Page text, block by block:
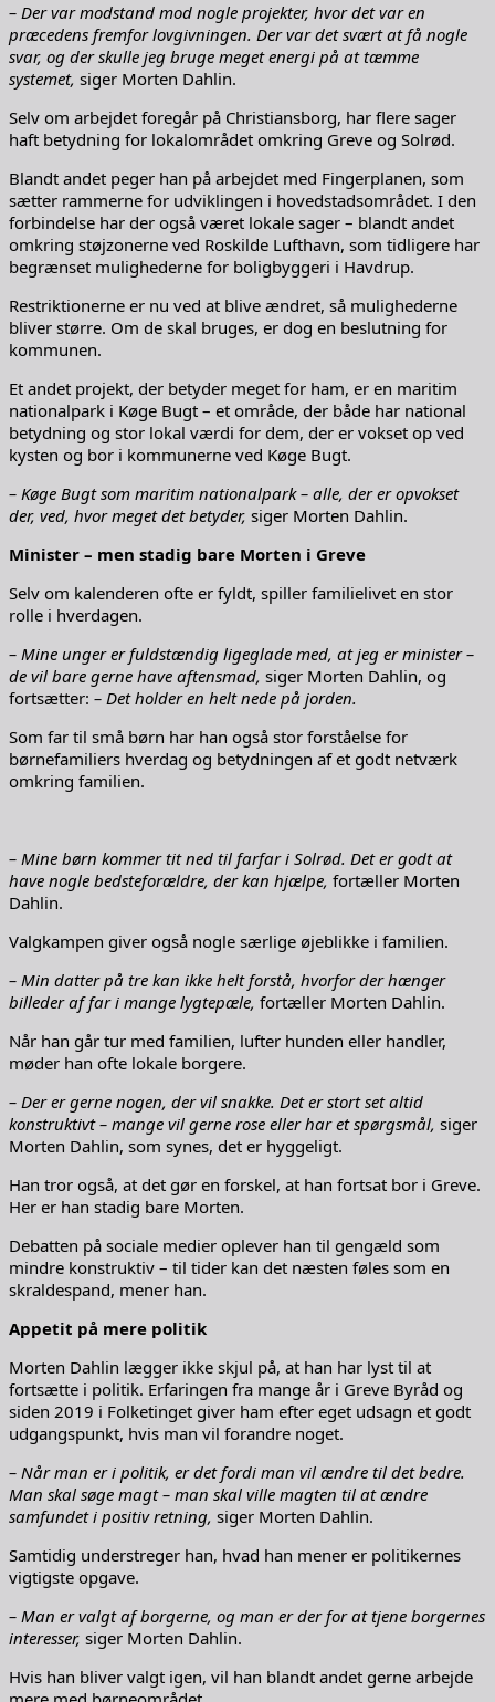
– Der var modstand mod nogle projekter, hvor det var en
præcedens fremfor lovgivningen. Der var det svært at få nogle
svar, og der skulle jeg bruge meget energi på at tæmme
systemet, siger Morten Dahlin.
Selv om arbejdet foregår på Christiansborg, har flere sager
haft betydning for lokalområdet omkring Greve og Solrød.
Blandt andet peger han på arbejdet med Fingerplanen, som
sætter rammerne for udviklingen i hovedstadsområdet. I den
forbindelse har der også været lokale sager – blandt andet
omkring støjzonerne ved Roskilde Lufthavn, som tidligere har
begrænset mulighederne for boligbyggeri i Havdrup.
Restriktionerne er nu ved at blive ændret, så mulighederne
bliver større. Om de skal bruges, er dog en beslutning for
kommunen.
Et andet projekt, der betyder meget for ham, er en maritim
nationalpark i Køge Bugt – et område, der både har national
betydning og stor lokal værdi for dem, der er vokset op ved
kysten og bor i kommunerne ved Køge Bugt.
– Køge Bugt som maritim nationalpark – alle, der er opvokset
der, ved, hvor meget det betyder, siger Morten Dahlin.
Minister – men stadig bare Morten i Greve
Selv om kalenderen ofte er fyldt, spiller familielivet en stor
rolle i hverdagen.
– Mine unger er fuldstændig ligeglade med, at jeg er minister –
de vil bare gerne have aftensmad, siger Morten Dahlin, og
fortsætter: – Det holder en helt nede på jorden.
Som far til små børn har han også stor forståelse for
børnefamiliers hverdag og betydningen af et godt netværk
omkring familien.
– Mine børn kommer tit ned til farfar i Solrød. Det er godt at
have nogle bedsteforældre, der kan hjælpe, fortæller Morten
Dahlin.
Valgkampen giver også nogle særlige øjeblikke i familien.
– Min datter på tre kan ikke helt forstå, hvorfor der hænger
billeder af far i mange lygtepæle, fortæller Morten Dahlin.
Når han går tur med familien, lufter hunden eller handler,
møder han ofte lokale borgere.
– Der er gerne nogen, der vil snakke. Det er stort set altid
konstruktivt – mange vil gerne rose eller har et spørgsmål, siger
Morten Dahlin, som synes, det er hyggeligt.
Han tror også, at det gør en forskel, at han fortsat bor i Greve.
Her er han stadig bare Morten.
Debatten på sociale medier oplever han til gengæld som
mindre konstruktiv – til tider kan det næsten føles som en
skraldespand, mener han.
Appetit på mere politik
Morten Dahlin lægger ikke skjul på, at han har lyst til at
fortsætte i politik. Erfaringen fra mange år i Greve Byråd og
siden 2019 i Folketinget giver ham efter eget udsagn et godt
udgangspunkt, hvis man vil forandre noget.
– Når man er i politik, er det fordi man vil ændre til det bedre.
Man skal søge magt – man skal ville magten til at ændre
samfundet i positiv retning, siger Morten Dahlin.
Samtidig understreger han, hvad han mener er politikernes
vigtigste opgave.
– Man er valgt af borgerne, og man er der for at tjene borgernes
interesser, siger Morten Dahlin.
Hvis han bliver valgt igen, vil han blandt andet gerne arbejde